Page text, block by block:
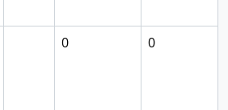
0 0